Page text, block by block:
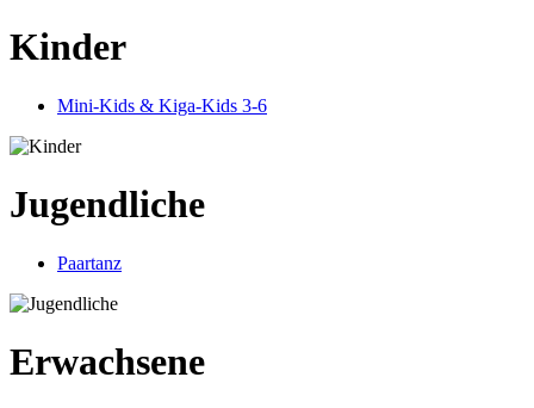
Kinder
Mini-Kids & Kiga-Kids 3-6
Jugendliche
Paartanz
Erwachsene